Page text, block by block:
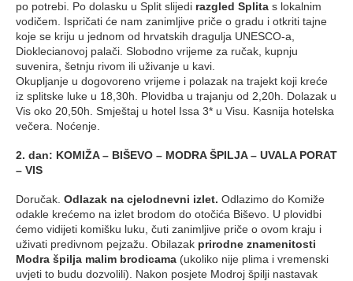
po potrebi. Po dolasku u Split slijedi razgled Splita s lokalnim
vodičem. Ispričati će nam zanimljive priče o gradu i otkriti tajne
koje se kriju u jednom od hrvatskih dragulja UNESCO-a,
Dioklecianovoj palači. Slobodno vrijeme za ručak, kupnju
suvenira, šetnju rivom ili uživanje u kavi.
Okupljanje u dogovoreno vrijeme i polazak na trajekt koji kreće
iz splitske luke u 18,30h. Plovidba u trajanju od 2,20h. Dolazak u
Vis oko 20,50h. Smještaj u hotel Issa 3* u Visu. Kasnija hotelska
večera. Noćenje.
2. dan: KOMIŽA – BIŠEVO – MODRA ŠPILJA – UVALA PORAT
– VIS
Doručak. Odlazak na cjelodnevni izlet. Odlazimo do Komiže
odakle krećemo na izlet brodom do otočića Biševo. U plovidbi
ćemo vidijeti komišku luku, čuti zanimljive priče o ovom kraju i
uživati predivnom pejzažu. Obilazak prirodne znamenitosti
Modra špilja malim brodicama (ukoliko nije plima i vremenski
uvjeti to budu dozvolili). Nakon posjete Modroj špilji nastavak